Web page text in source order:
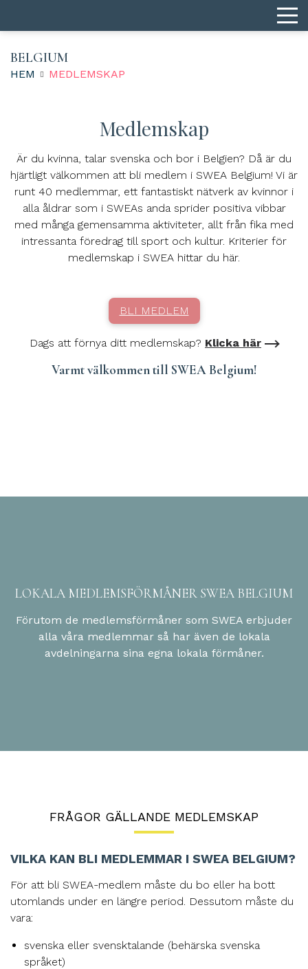
BELGIUM
HEM MEDLEMSKAP
Medlemskap
Är du kvinna, talar svenska och bor i Belgien? Då är du
hjärtligt välkommen att bli medlem i SWEA Belgium! Vi är
runt 40 medlemmar, ett fantastiskt nätverk av kvinnor i
alla åldrar som i SWEAs anda sprider positiva vibbar
med många gemensamma aktiviteter, allt från fika med
intressanta föredrag till sport och kultur. Kriterier för
medlemskap i SWEA hittar du här.
BLI MEDLEM
Dags att förnya ditt medlemskap? Klicka här
Varmt välkommen till SWEA Belgium!
LOKALA MEDLEMSFÖRMÅNER SWEA BELGIUM
Förutom de medlemsförmåner som SWEA erbjuder
alla våra medlemmar så har även de lokala
avdelningarna sina egna lokala förmåner.
FRÅGOR GÄLLANDE MEDLEMSKAP
VILKA KAN BLI MEDLEMMAR I SWEA BELGIUM?
För att bli SWEA-medlem måste du bo eller ha bott
utomlands under en längre period. Dessutom måste du
vara:
svenska eller svensktalande (behärska svenska
språket)